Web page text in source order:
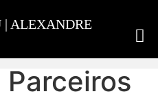
Parceiros